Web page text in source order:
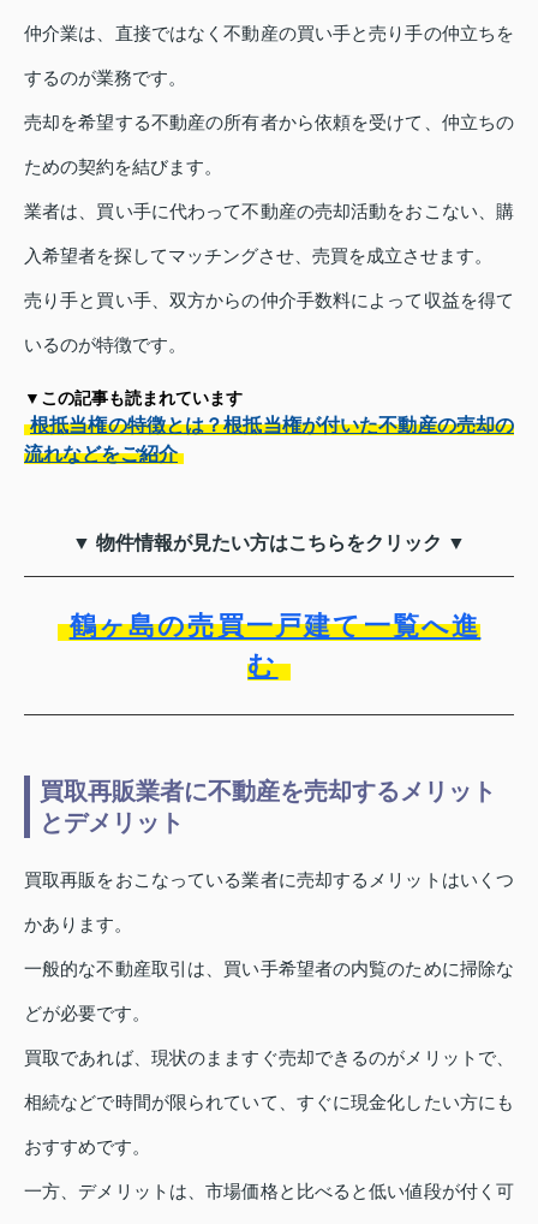
仲介業は、直接ではなく不動産の買い手と売り手の仲立ちを
するのが業務です。
売却を希望する不動産の所有者から依頼を受けて、仲立ちの
ための契約を結びます。
業者は、買い手に代わって不動産の売却活動をおこない、購
入希望者を探してマッチングさせ、売買を成立させます。
売り手と買い手、双方からの仲介手数料によって収益を得て
いるのが特徴です。
▼この記事も読まれています
根抵当権の特徴とは？根抵当権が付いた不動産の売却の
流れなどをご紹介
▼ 物件情報が見たい方はこちらをクリック ▼
鶴ヶ島の売買一戸建て一覧へ進
む
買取再販業者に不動産を売却するメリット
とデメリット
買取再販をおこなっている業者に売却するメリットはいくつ
かあります。
一般的な不動産取引は、買い手希望者の内覧のために掃除な
どが必要です。
買取であれば、現状のまますぐ売却できるのがメリットで、
相続などで時間が限られていて、すぐに現金化したい方にも
おすすめです。
一方、デメリットは、市場価格と比べると低い値段が付く可